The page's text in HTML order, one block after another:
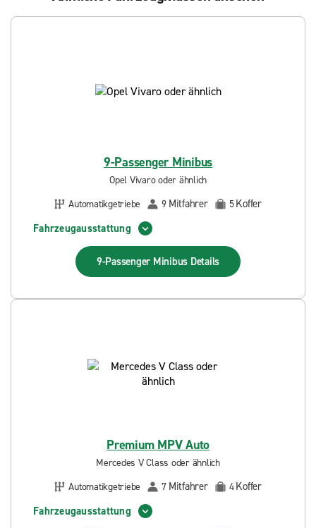
9-Passenger Minibus
Opel Vivaro oder ähnlich
Automatikgetriebe
9 Mitfahrer 5Koffer
Fahrzeugausstattung
9-Passenger Minibus Details
Premium MPV Auto
Mercedes V Class oder ähnlich
Automatikgetriebe
7 Mitfahrer 4Koffer
Fahrzeugausstattung